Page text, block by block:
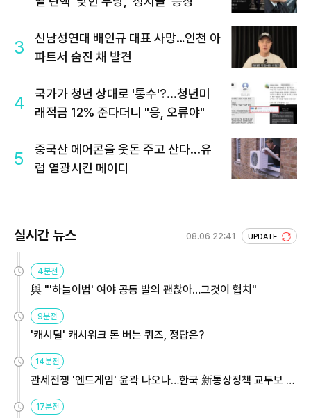
3
신남성연대 배인규 대표 사망…인천 아
파트서 숨진 채 발견
4
국가가 청년 상대로 '통수'?...청년미
래적금 12% 준다더니 "응, 오류야"
5
중국산 에어콘을 웃돈 주고 산다...유
럽 열광시킨 메이디
실시간 뉴스 08.06 22:41 UPDATE
4분전
與 "'하늘이법' 여야 공동 발의 괜찮아…그것이 협치"
9분전
'캐시딜' 캐시워크 돈 버는 퀴즈, 정답은?
14분전
관세전쟁 '엔드게임' 윤곽 나오나…한국 新통상정책 교두보 활
용해야
17분전